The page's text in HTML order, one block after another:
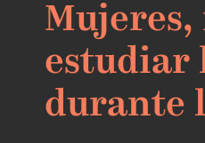
Mujeres,
estudiar
durante